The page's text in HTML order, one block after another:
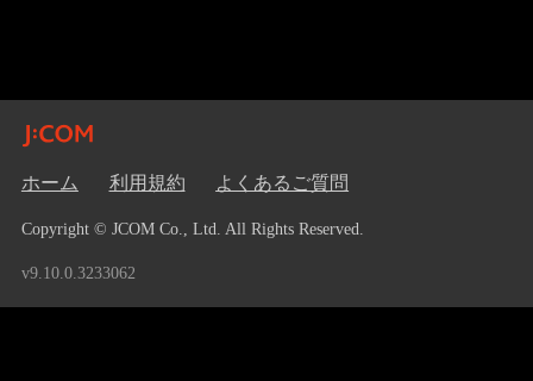
ホーム 利用規約 よくあるご質問
Copyright © JCOM Co., Ltd. All Rights Reserved.
v9.10.0.3233062